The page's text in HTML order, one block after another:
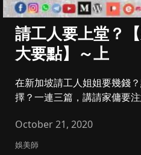
請工人要上堂？
大要點】～上
在新加坡請工人姐姐要幾錢
擇？一連三篇，講請家傭要
October 21, 2020
娛美師